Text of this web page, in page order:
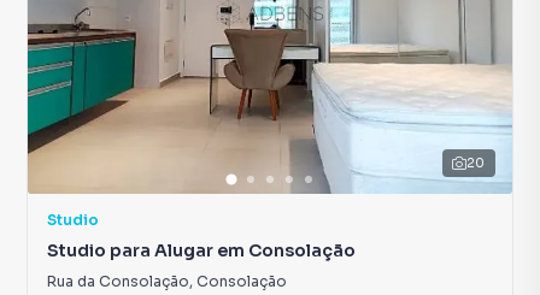
20
Studio
Studio para Alugar em Consolação
Rua da Consolação, Consolação